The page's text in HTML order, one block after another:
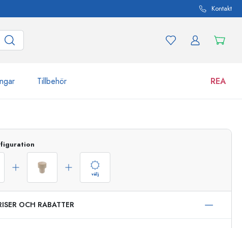
Kontakt
Tillbehör REA
Burkar
Handla nu
välj
OCH RABATTER